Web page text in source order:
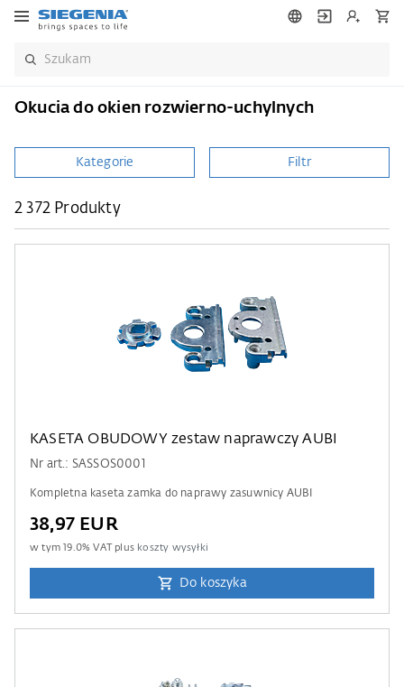
Okucia do okien rozwierno-uchylnych
Kategorie Filtr
2 372 Produkty
KASETA OBUDOWY zestaw naprawczy AUBI
Nr art.: SASSOS0001
Kompletna kaseta zamka do naprawy zasuwnicy AUBI
38,97 EUR
w tym19.0% VAT plus koszty wysyłki
Do koszyka